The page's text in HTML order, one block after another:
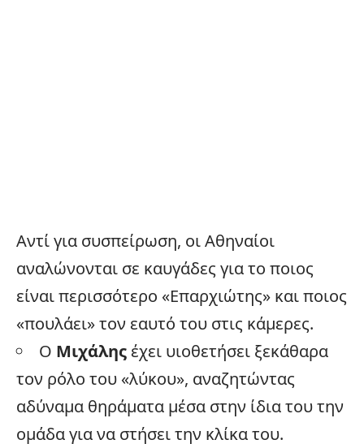
Αντί για συσπείρωση, οι Αθηναίοι
αναλώνονται σε καυγάδες για το ποιος
είναι περισσότερο «Επαρχιώτης» και ποιος
«πουλάει» τον εαυτό του στις κάμερες.
Ο Μιχάλης έχει υιοθετήσει ξεκάθαρα
τον ρόλο του «λύκου», αναζητώντας
αδύναμα θηράματα μέσα στην ίδια του την
ομάδα για να στήσει την κλίκα του.